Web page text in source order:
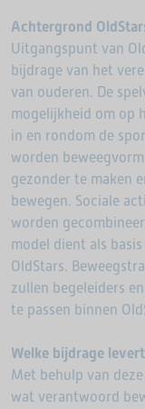
Achtergrond
Uitgangspunt van
bijdrage van het
van ouderen. De
mogelijkheid om op
in en rondom de
worden
gezonder te maken
bewegen. Sociale
worden
model dient als
OldStars.
zullen begeleiders
te passen binnen
Welke bijdrage
Met behulp van
wat verantwoord